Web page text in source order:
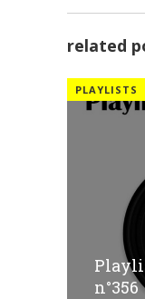
related
PLAYLISTS
n°356